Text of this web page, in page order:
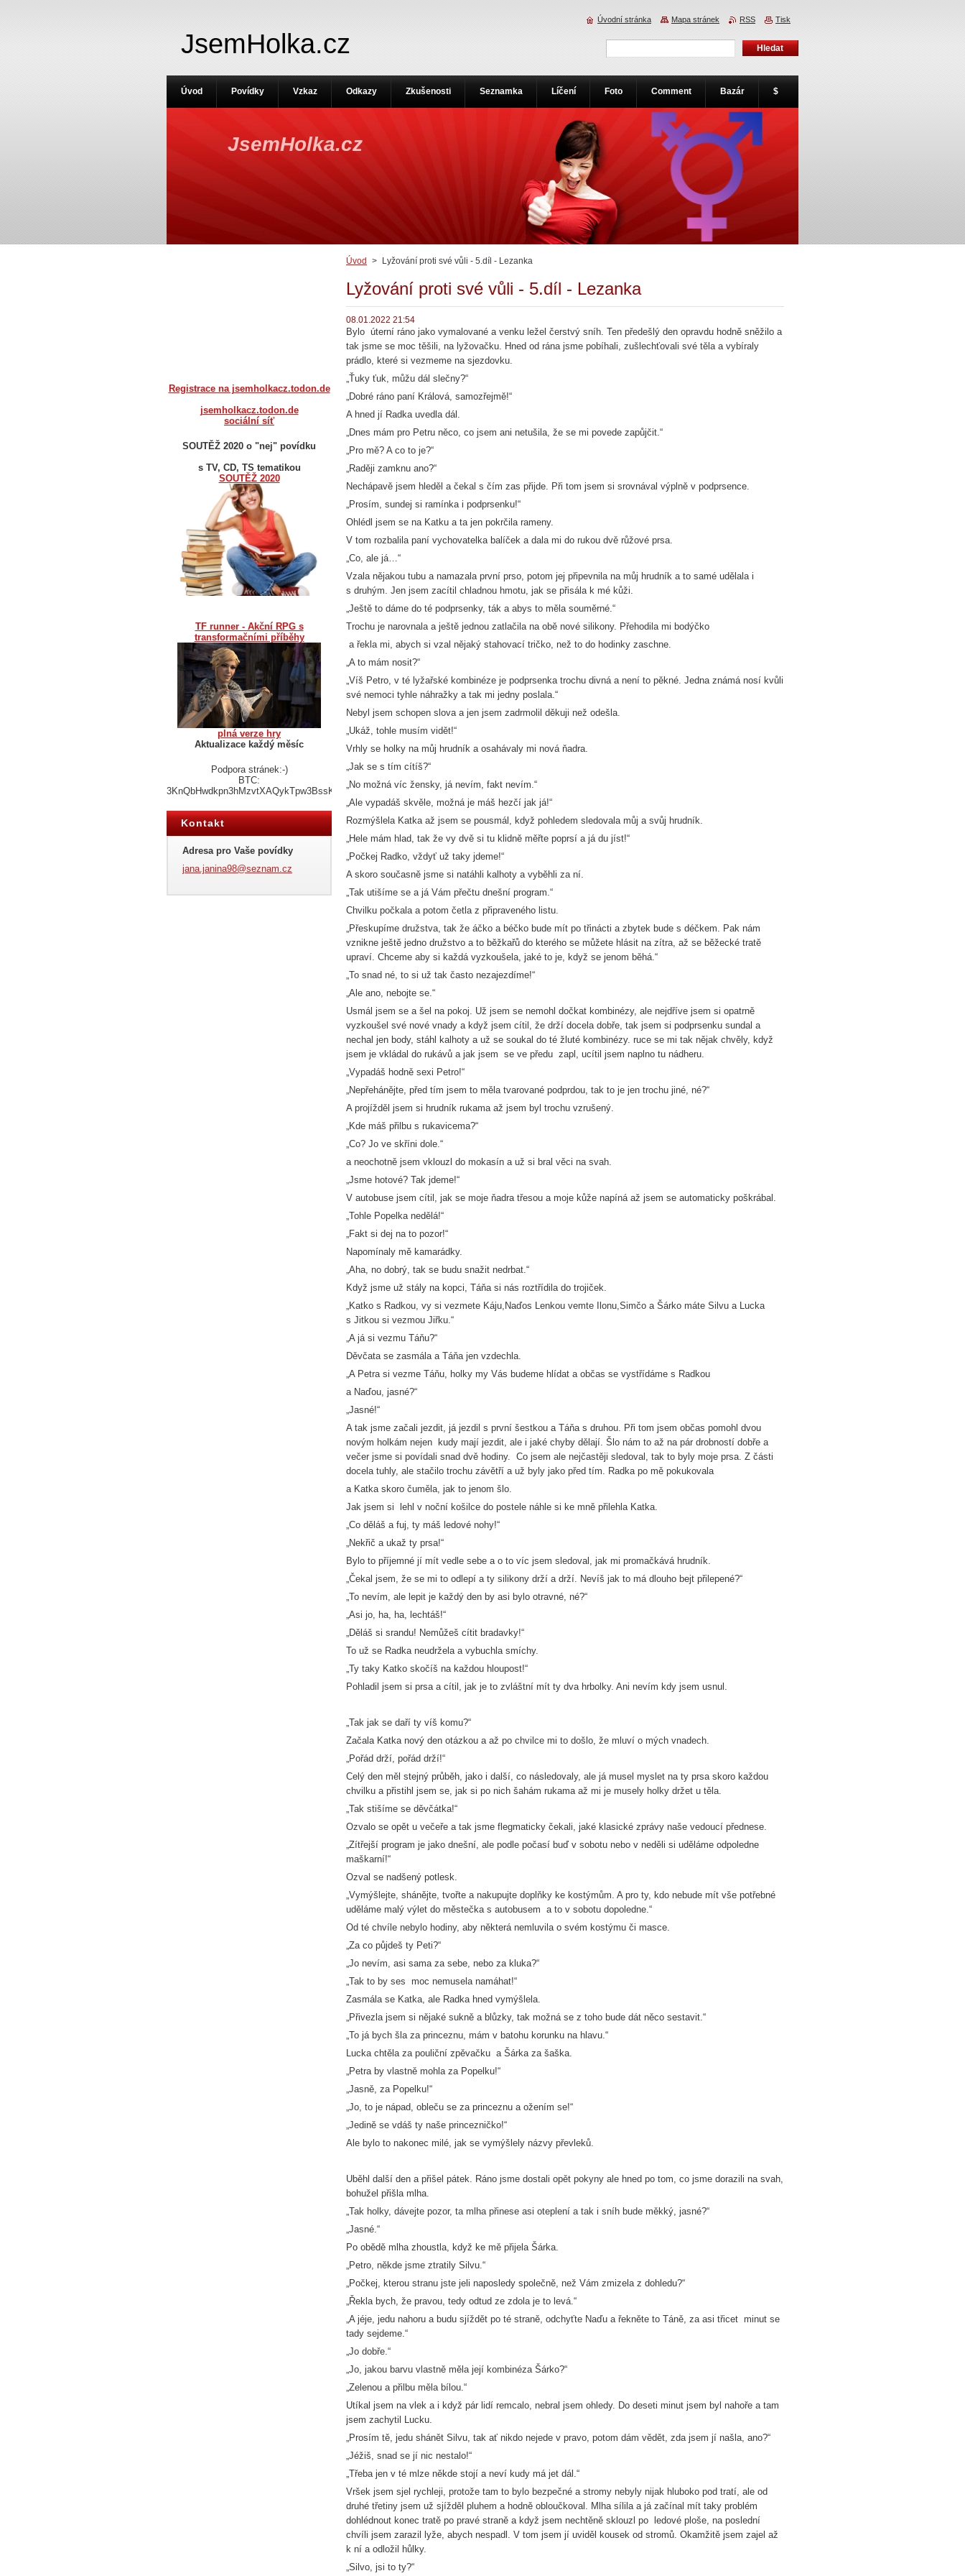
JsemHolka.cz
JsemHolka.cz
Úvod > Lyžování proti své vůli - 5.díl - Lezanka
Lyžování proti své vůli - 5.díl - Lezanka
08.01.2022 21:54
Bylo úterní ráno jako vymalované a venku ležel čerstvý sníh. Ten předešlý den opravdu hodně sněžilo a
tak jsme se moc těšili, na lyžovačku. Hned od rána jsme pobíhali, zušlechťovali své těla a vybíraly
prádlo, které si vezmeme na sjezdovku.
„Ťuky ťuk, můžu dál slečny?“
„Dobré ráno paní Králová, samozřejmě!“
A hned jí Radka uvedla dál.
„Dnes mám pro Petru něco, co jsem ani netušila, že se mi povede zapůjčit.“
„Pro mě? A co to je?“
„Raději zamknu ano?“
Nechápavě jsem hleděl a čekal s čím zas přijde. Při tom jsem si srovnával výplně v podprsence.
„Prosím, sundej si ramínka i podprsenku!“
Ohlédl jsem se na Katku a ta jen pokrčila rameny.
V tom rozbalila paní vychovatelka balíček a dala mi do rukou dvě růžové prsa.
„Co, ale já…“
Vzala nějakou tubu a namazala první prso, potom jej připevnila na můj hrudník a to samé udělala i
s druhým. Jen jsem zacítil chladnou hmotu, jak se přisála k mé kůži.
„Ještě to dáme do té podprsenky, ták a abys to měla souměrné.“
Trochu je narovnala a ještě jednou zatlačila na obě nové silikony. Přehodila mi bodýčko
a řekla mi, abych si vzal nějaký stahovací tričko, než to do hodinky zaschne.
„A to mám nosit?“
„Víš Petro, v té lyžařské kombinéze je podprsenka trochu divná a není to pěkné. Jedna známá nosí kvůli
své nemoci tyhle náhražky a tak mi jedny poslala.“
Nebyl jsem schopen slova a jen jsem zadrmolil děkuji než odešla.
„Ukáž, tohle musím vidět!“
Vrhly se holky na můj hrudník a osahávaly mi nová ňadra.
„Jak se s tím cítíš?“
„No možná víc žensky, já nevím, fakt nevím.“
„Ale vypadáš skvěle, možná je máš hezčí jak já!“
Rozmýšlela Katka až jsem se pousmál, když pohledem sledovala můj a svůj hrudník.
„Hele mám hlad, tak že vy dvě si tu klidně měřte poprsí a já du jíst!“
„Počkej Radko, vždyť už taky jdeme!“
A skoro současně jsme si natáhli kalhoty a vyběhli za ní.
„Tak utišíme se a já Vám přečtu dnešní program.“
Chvilku počkala a potom četla z připraveného listu.
„Přeskupíme družstva, tak že áčko a béčko bude mít po třinácti a zbytek bude s déčkem. Pak nám
vznikne ještě jedno družstvo a to běžkařů do kterého se můžete hlásit na zítra, až se běžecké tratě
upraví. Chceme aby si každá vyzkoušela, jaké to je, když se jenom běhá.“
„To snad né, to si už tak často nezajezdíme!“
„Ale ano, nebojte se.“
Usmál jsem se a šel na pokoj. Už jsem se nemohl dočkat kombinézy, ale nejdříve jsem si opatrně
vyzkoušel své nové vnady a když jsem cítil, že drží docela dobře, tak jsem si podprsenku sundal a
nechal jen body, stáhl kalhoty a už se soukal do té žluté kombinézy. ruce se mi tak nějak chvěly, když
jsem je vkládal do rukávů a jak jsem se ve předu zapl, ucítil jsem naplno tu nádheru.
„Vypadáš hodně sexi Petro!“
„Nepřehánějte, před tím jsem to měla tvarované podprdou, tak to je jen trochu jiné, né?“
A projížděl jsem si hrudník rukama až jsem byl trochu vzrušený.
„Kde máš přilbu s rukavicema?“
„Co? Jo ve skříni dole.“
a neochotně jsem vklouzl do mokasín a už si bral věci na svah.
„Jsme hotové? Tak jdeme!“
V autobuse jsem cítil, jak se moje ňadra třesou a moje kůže napíná až jsem se automaticky poškrábal.
„Tohle Popelka nedělá!“
„Fakt si dej na to pozor!“
Napomínaly mě kamarádky.
„Aha, no dobrý, tak se budu snažit nedrbat.“
Když jsme už stály na kopci, Táňa si nás roztřídila do trojiček.
„Katko s Radkou, vy si vezmete Káju,Naďos Lenkou vemte Ilonu,Simčo a Šárko máte Silvu a Lucka
s Jitkou si vezmou Jiřku.“
„A já si vezmu Táňu?“
Děvčata se zasmála a Táňa jen vzdechla.
„A Petra si vezme Táňu, holky my Vás budeme hlídat a občas se vystřídáme s Radkou
a Naďou, jasné?“
„Jasné!“
A tak jsme začali jezdit, já jezdil s první šestkou a Táňa s druhou. Při tom jsem občas pomohl dvou
novým holkám nejen kudy mají jezdit, ale i jaké chyby dělají. Šlo nám to až na pár drobností dobře a
večer jsme si povídali snad dvě hodiny. Co jsem ale nejčastěji sledoval, tak to byly moje prsa. Z části
docela tuhly, ale stačilo trochu závětří a už byly jako před tím. Radka po mě pokukovala
a Katka skoro čuměla, jak to jenom šlo.
Jak jsem si lehl v noční košilce do postele náhle si ke mně přilehla Katka.
„Co děláš a fuj, ty máš ledové nohy!“
„Nekřič a ukaž ty prsa!“
Bylo to příjemné jí mít vedle sebe a o to víc jsem sledoval, jak mi promačkává hrudník.
„Čekal jsem, že se mi to odlepí a ty silikony drží a drží. Nevíš jak to má dlouho bejt přilepené?“
„To nevím, ale lepit je každý den by asi bylo otravné, né?“
„Asi jo, ha, ha, lechtáš!“
„Děláš si srandu! Nemůžeš cítit bradavky!“
To už se Radka neudržela a vybuchla smíchy.
„Ty taky Katko skočíš na každou hloupost!“
Pohladil jsem si prsa a cítil, jak je to zvláštní mít ty dva hrbolky. Ani nevím kdy jsem usnul.
„Tak jak se daří ty víš komu?“
Začala Katka nový den otázkou a až po chvilce mi to došlo, že mluví o mých vnadech.
„Pořád drží, pořád drží!“
Celý den měl stejný průběh, jako i další, co následovaly, ale já musel myslet na ty prsa skoro každou
chvilku a přistihl jsem se, jak si po nich šahám rukama až mi je musely holky držet u těla.
„Tak stišíme se děvčátka!“
Ozvalo se opět u večeře a tak jsme flegmaticky čekali, jaké klasické zprávy naše vedoucí přednese.
„Zítřejší program je jako dnešní, ale podle počasí buď v sobotu nebo v neděli si uděláme odpoledne
maškarní!“
Ozval se nadšený potlesk.
„Vymýšlejte, shánějte, tvořte a nakupujte doplňky ke kostýmům. A pro ty, kdo nebude mít vše potřebné
uděláme malý výlet do městečka s autobusem a to v sobotu dopoledne.“
Od té chvíle nebylo hodiny, aby některá nemluvila o svém kostýmu či masce.
„Za co půjdeš ty Peti?“
„Jo nevím, asi sama za sebe, nebo za kluka?“
„Tak to by ses moc nemusela namáhat!“
Zasmála se Katka, ale Radka hned vymýšlela.
„Přivezla jsem si nějaké sukně a blůzky, tak možná se z toho bude dát něco sestavit.“
„To já bych šla za princeznu, mám v batohu korunku na hlavu.“
Lucka chtěla za pouliční zpěvačku a Šárka za šaška.
„Petra by vlastně mohla za Popelku!“
„Jasně, za Popelku!“
„Jo, to je nápad, obleču se za princeznu a ožením se!“
„Jedině se vdáš ty naše princezničko!“
Ale bylo to nakonec milé, jak se vymýšlely názvy převleků.
Uběhl další den a přišel pátek. Ráno jsme dostali opět pokyny ale hned po tom, co jsme dorazili na svah,
bohužel přišla mlha.
„Tak holky, dávejte pozor, ta mlha přinese asi oteplení a tak i sníh bude měkký, jasné?“
„Jasné.“
Po obědě mlha zhoustla, když ke mě přijela Šárka.
„Petro, někde jsme ztratily Silvu.“
„Počkej, kterou stranu jste jeli naposledy společně, než Vám zmizela z dohledu?“
„Řekla bych, že pravou, tedy odtud ze zdola je to levá.“
„A jéje, jedu nahoru a budu sjíždět po té straně, odchyťte Naďu a řekněte to Táně, za asi třicet minut se
tady sejdeme.“
„Jo dobře.“
„Jo, jakou barvu vlastně měla její kombinéza Šárko?“
„Zelenou a přilbu měla bílou.“
Utíkal jsem na vlek a i když pár lidí remcalo, nebral jsem ohledy. Do deseti minut jsem byl nahoře a tam
jsem zachytil Lucku.
„Prosím tě, jedu shánět Silvu, tak ať nikdo nejede v pravo, potom dám vědět, zda jsem jí našla, ano?“
„Jéžiš, snad se jí nic nestalo!“
„Třeba jen v té mlze někde stojí a neví kudy má jet dál.“
Vršek jsem sjel rychleji, protože tam to bylo bezpečné a stromy nebyly nijak hluboko pod tratí, ale od
druhé třetiny jsem už sjížděl pluhem a hodně obloučkoval. Mlha sílila a já začínal mít taky problém
dohlédnout konec tratě po pravé straně a když jsem nechtěně sklouzl po ledové ploše, na poslední
chvíli jsem zarazil lyže, abych nespadl. V tom jsem jí uviděl kousek od stromů. Okamžitě jsem zajel až
k ní a odložil hůlky.
„Silvo, jsi to ty?“
Registrace na jsemholkacz.todon.de
jsemholkacz.todon.de
sociální síť
SOUTĚŽ 2020 o "nej" povídku
s TV, CD, TS tematikou
SOUTĚŽ 2020
TF runner - Akční RPG s
transformačními příběhy
plná verze hry
Aktualizace každý měsíc
Podpora stránek:-)
BTC:
3KnQbHwdkpn3hMzvtXAQykTpw3BssKNY3N
Kontakt
Adresa pro Vaše povídky
jana.janina98@seznam.cz
Úvod Povídky Vzkaz Odkazy Zkušenosti Seznamka Líčení Foto Comment Bazár $
Úvodní stránka Mapa stránek RSS Tisk